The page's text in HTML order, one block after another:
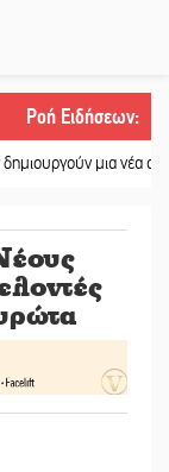
Ροή Ειδήσεων:
μια νέα αγορά